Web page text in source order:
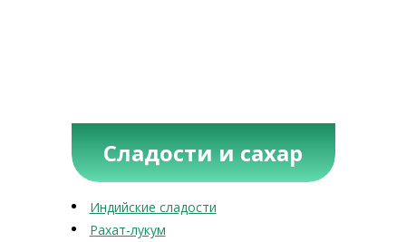
Сладости и сахар
Индийские сладости
Рахат-лукум